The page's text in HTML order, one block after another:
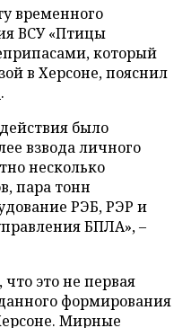
временного
ВСУ «Птицы
который
в Херсоне, пояснил
.
было
взвода личного
несколько
пара тонн
РЭБ, РЭР и
БПЛА», –
это не первая
формирования
Мирные